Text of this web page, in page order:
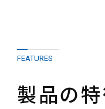
FEATURES
製品の